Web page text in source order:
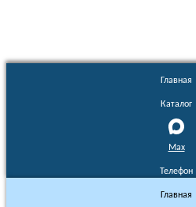
Главная
Каталог
Max
Телефон
Главная